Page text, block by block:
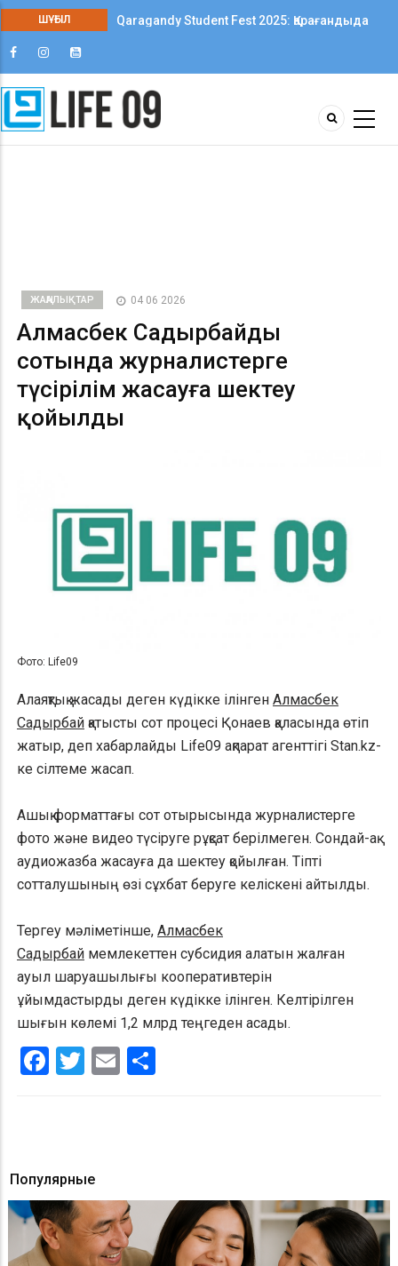
ШҰҒЫЛ
Qaragandy Student Fest 2025: Қарағандыда
ЖАҢАЛЫҚТАР 04 06 2026
Алмасбек Садырбайдың
сотында журналистерге
түсірілім жасауға шектеу
қойылды
Фото: Life09
Алаяқтық жасады деген күдікке ілінген Алмасбек
Садырбай қатысты сот процесі Қонаев қаласында өтіп
жатыр, деп хабарлайды Life09 ақпарат агенттігі Stan.kz-
ке сілтеме жасап.
Ашық форматтағы сот отырысында журналистерге
фото және видео түсіруге рұқсат берілмеген. Сондай-ақ
аудиожазба жасауға да шектеу қойылған. Тіпті
сотталушының өзі сұхбат беруге келіскені айтылды.
Тергеу мәліметінше, Алмасбек
Садырбай мемлекеттен субсидия алатын жалған
ауыл шаруашылығы кооперативтерін
ұйымдастырды деген күдікке ілінген. Келтірілген
шығын көлемі 1,2 млрд теңгеден асады.
Facebook
Twitter
Email
Популярные